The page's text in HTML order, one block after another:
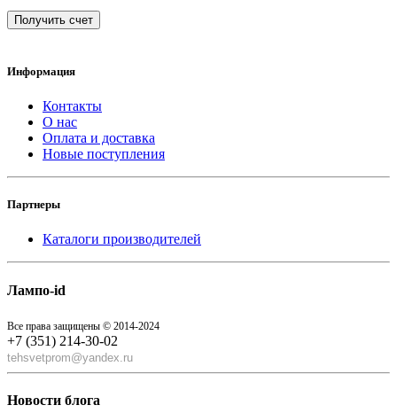
Получить счет
Информация
Контакты
О нас
Оплата и доставка
Новые поступления
Партнеры
Каталоги производителей
Лампо-id
Все права защищены © 2014-2024
+7 (351) 214-30-02
tehsvetprom@yandex.ru
Новости блога